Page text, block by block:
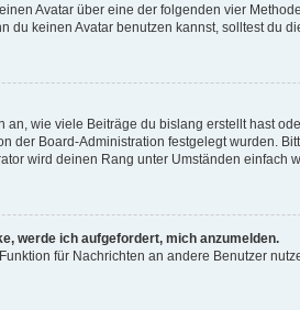
Avatar über eine der folgenden vier
du keinen Avatar benutzen kannst, solltest du
wie viele Beiträge du bislang erstellt hast
der Board-Administration festgelegt wurden.
wird deinen Rang unter Umständen einfach
werde ich aufgefordert, mich anzumelden.
für Nachrichten an andere Benutzer